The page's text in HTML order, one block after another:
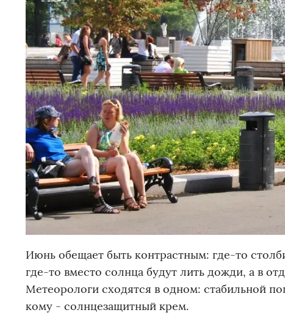
Июнь обещает быть контрастным: где-то
где-то вместо солнца будут лить дожди, а в
Метеорологи сходятся в одном: стабильной
кому - солнцезащитный крем.